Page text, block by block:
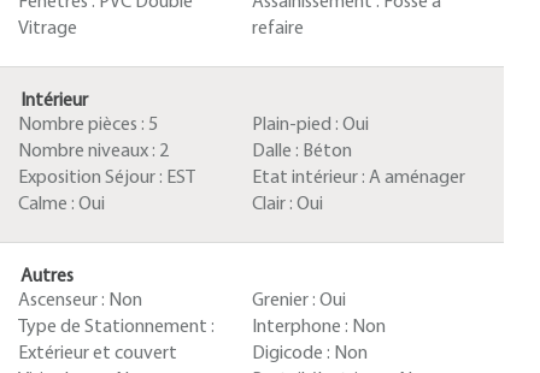
Vitrage
refaire
Intérieur
Nombre pièces : 5 Plain-pied : Oui
Nombre niveaux : 2 Dalle : Béton
Exposition Séjour : EST Etat intérieur : A aménager
Calme : Oui Clair : Oui
Autres
Ascenseur : Non Grenier : Oui
Type de Stationnement :
Extérieur et couvert
Interphone : Non
Digicode : Non